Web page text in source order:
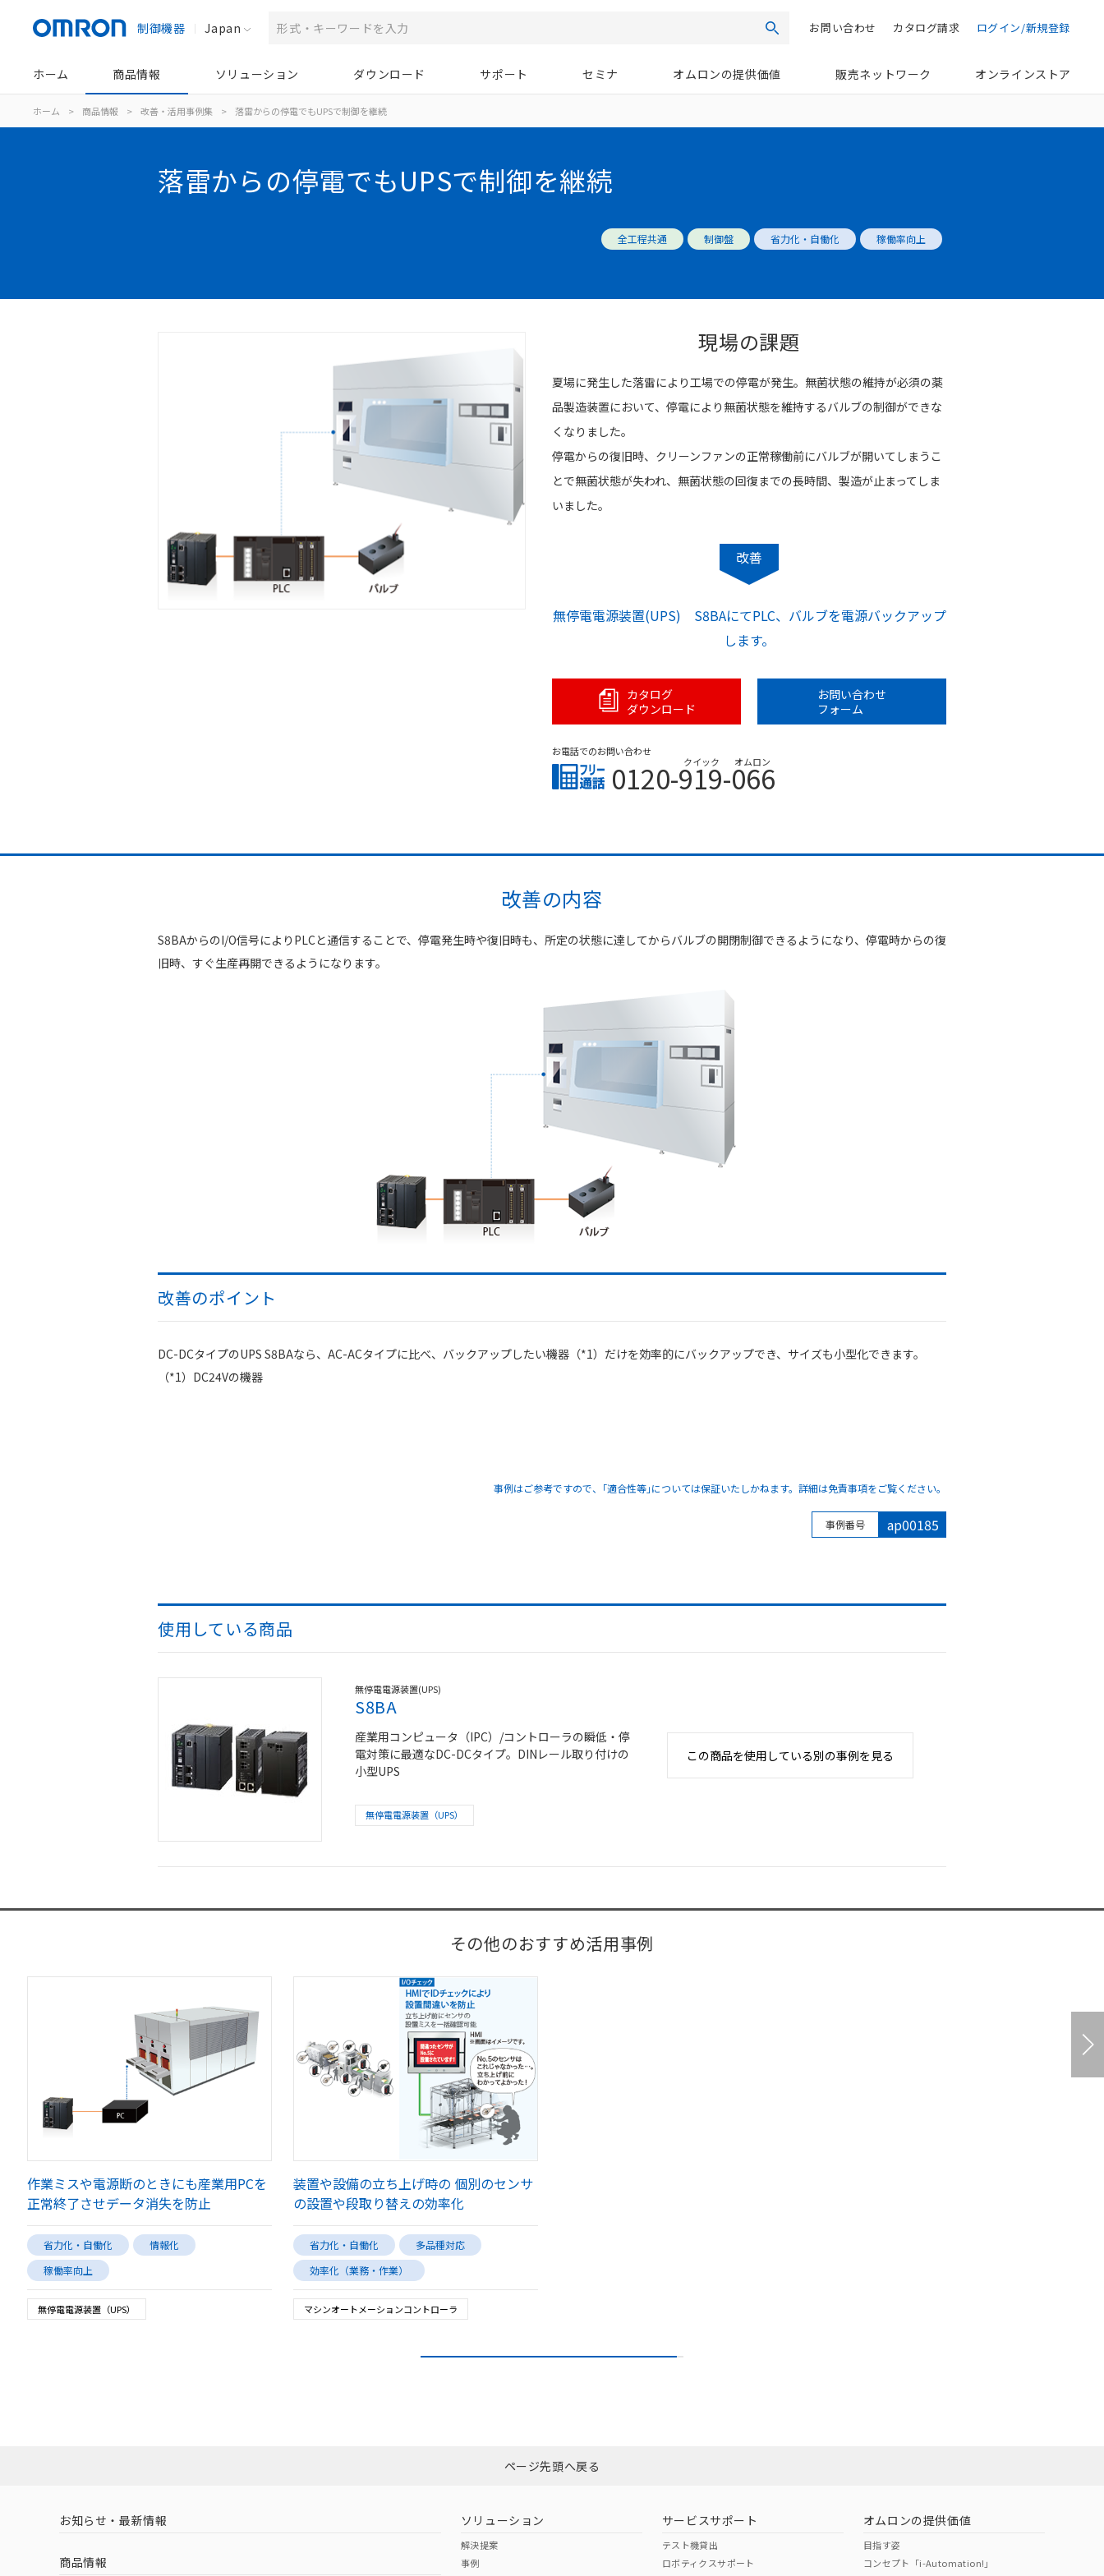
制御機器 Japan 検索 ログイン/新規登録
カタログ請求
お問い合わせ
ホーム 商品情報 ソリューション ダウンロード サポート セミナ オムロンの提供価値 販売ネットワーク オンラインストア
ホーム > 商品情報 > 改善・活用事例集 > 落雷からの停電でもUPSで制御を継続
落雷からの停電でもUPSで制御を継続
全工程共通 制御盤 省力化・自働化 稼働率向上
現場の課題
夏場に発生した落雷により工場での停電が発生。無菌状態の維持が必須の薬
品製造装置において、停電により無菌状態を維持するバルブの制御ができな
くなりました。
停電からの復旧時、クリーンファンの正常稼働前にバルブが開いてしまうこ
とで無菌状態が失われ、無菌状態の回復までの長時間、製造が止まってしま
いました。
改善
無停電電源装置(UPS) S8BAにてPLC、バルブを電源バックアップ
します。
カタログ
ダウンロード
お問い合わせ
フォーム
お電話でのお問い合わせ
0120-919-066
クイック オムロン
改善の内容
S8BAからのI/O信号によりPLCと通信することで、停電発生時や復旧時も、所定の状態に達してからバルブの開閉制御できるようになり、停電時からの復
旧時、すぐ生産再開できるようになります。
改善のポイント
DC-DCタイプのUPS S8BAなら、AC-ACタイプに比べ、バックアップしたい機器（*1）だけを効率的にバックアップでき、サイズも小型化できます。
（*1）DC24Vの機器
事例はご参考ですので、｢適合性等｣については保証いたしかねます。詳細は免責事項をご覧ください。
事例番号 ap00185
使用している商品
無停電電源装置(UPS)
S8BA
産業用コンピュータ（IPC）/コントローラの瞬低・停
電対策に最適なDC-DCタイプ。DINレール取り付けの
小型UPS
無停電電源装置（UPS）
この商品を使用している別の事例を見る
その他のおすすめ活用事例
作業ミスや電源断のときにも産業用PCを
正常終了させデータ消失を防止
省力化・自働化
情報化
稼働率向上
無停電電源装置（UPS）
装置や設備の立ち上げ時の 個別のセンサ
の設置や段取り替えの効率化
省力化・自働化
多品種対応
効率化（業務・作業）
マシンオートメーションコントローラ
ページ先頭へ戻る
お知らせ・最新情報
商品情報
ソリューション
解決提案
事例
サービスサポート
テスト機貸出
ロボティクスサポート
オムロンの提供価値
目指す姿
コンセプト「i-Automation!」